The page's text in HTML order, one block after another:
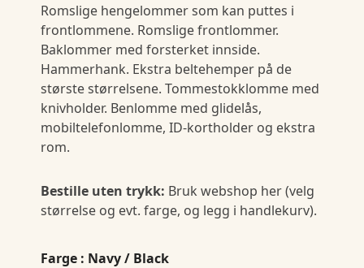
Romslige hengelommer som kan puttes i
frontlommene. Romslige frontlommer.
Baklommer med forsterket innside.
Hammerhank. Ekstra beltehemper på de
største størrelsene. Tommestokklomme med
knivholder. Benlomme med glidelås,
mobiltelefonlomme, ID-kortholder og ekstra
rom.
Bestille uten trykk: Bruk webshop her (velg
størrelse og evt. farge, og legg i handlekurv).
Farge : Navy / Black